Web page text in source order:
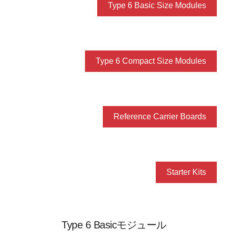
Type 6 Basic Size Modules
Type 6 Compact Size Modules
Reference Carrier Boards
Starter Kits
Type 6 Basicモジュール